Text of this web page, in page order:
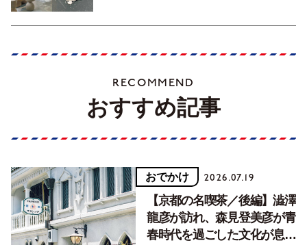
RECOMMEND
おすすめ記事
おでかけ 2026.07.19
【京都の名喫茶／後編】澁澤
龍彦が訪れ、森見登美彦が青
春時代を過ごした文化が息づ